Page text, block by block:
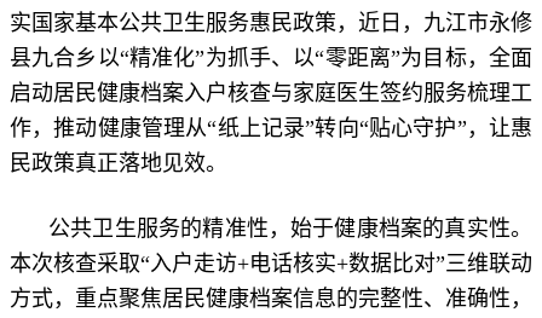
实国家基本公共卫生服务惠民政策，近日，九江市永修
县九合乡以“精准化”为抓手、以“零距离”为目标，全面
启动居民健康档案入户核查与家庭医生签约服务梳理工
作，推动健康管理从“纸上记录”转向“贴心守护”，让惠
民政策真正落地见效。
公共卫生服务的精准性，始于健康档案的真实性。
本次核查采取“入户走访+电话核实+数据比对”三维联动
方式，重点聚焦居民健康档案信息的完整性、准确性，